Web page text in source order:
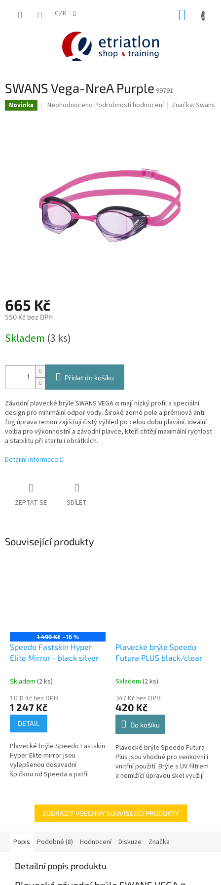
CZK
SWANS Vega-NreA Purple 99791
Novinka
Průměrné
Neohodnoceno Podrobnosti hodnocení Značka:Swans
665 Kč
550 Kč bez DPH
cena:
Skladem (3 ks)
Přidat do košíku
Závodní plavecké brýle SWANS VEGA α mají nízký profil a speciální
design pro minimální odpor vody. Široké zorné pole a prémiová anti-
fog úprava re:non zajišťují čistý výhled po celou dobu plavání. Ideální
volba pro výkonnostní a závodní plavce, kteří chtějí maximální rychlost
a stabilitu při startu i obrátkách.
Detailní informace
ZEPTAT SE SDÍLET
Související produkty
1 499 Kč –16 %
Speedo Fastskin Hyper
Elite Mirror - black silver
Skladem (2 ks)
1 031 Kč bez DPH
1 247 Kč
DETAIL
Plavecké brýle Speedo Fastskin
Hyper Elite mirror jsou
vylepšenou dosavadní
špičkou od Speeda a patří
Plavecké brýle Speedo
Futura PLUS black/clear
Skladem (2 ks)
347 Kč bez DPH
420 Kč
Do košíku
Plavecké brýle Speedo Futura
Plus jsou vhodné pro venkovní i
vnitřní použití. Brýle s UV filtrem
a nemlžící úpravou skel využijí
ZOBRAZIT VŠECHNY SOUVISEJÍCÍ PRODUKTY
Popis Podobné (8) Hodnocení Diskuze Značka
Detailní popis produktu
shop.etriatlon.cz - Chat